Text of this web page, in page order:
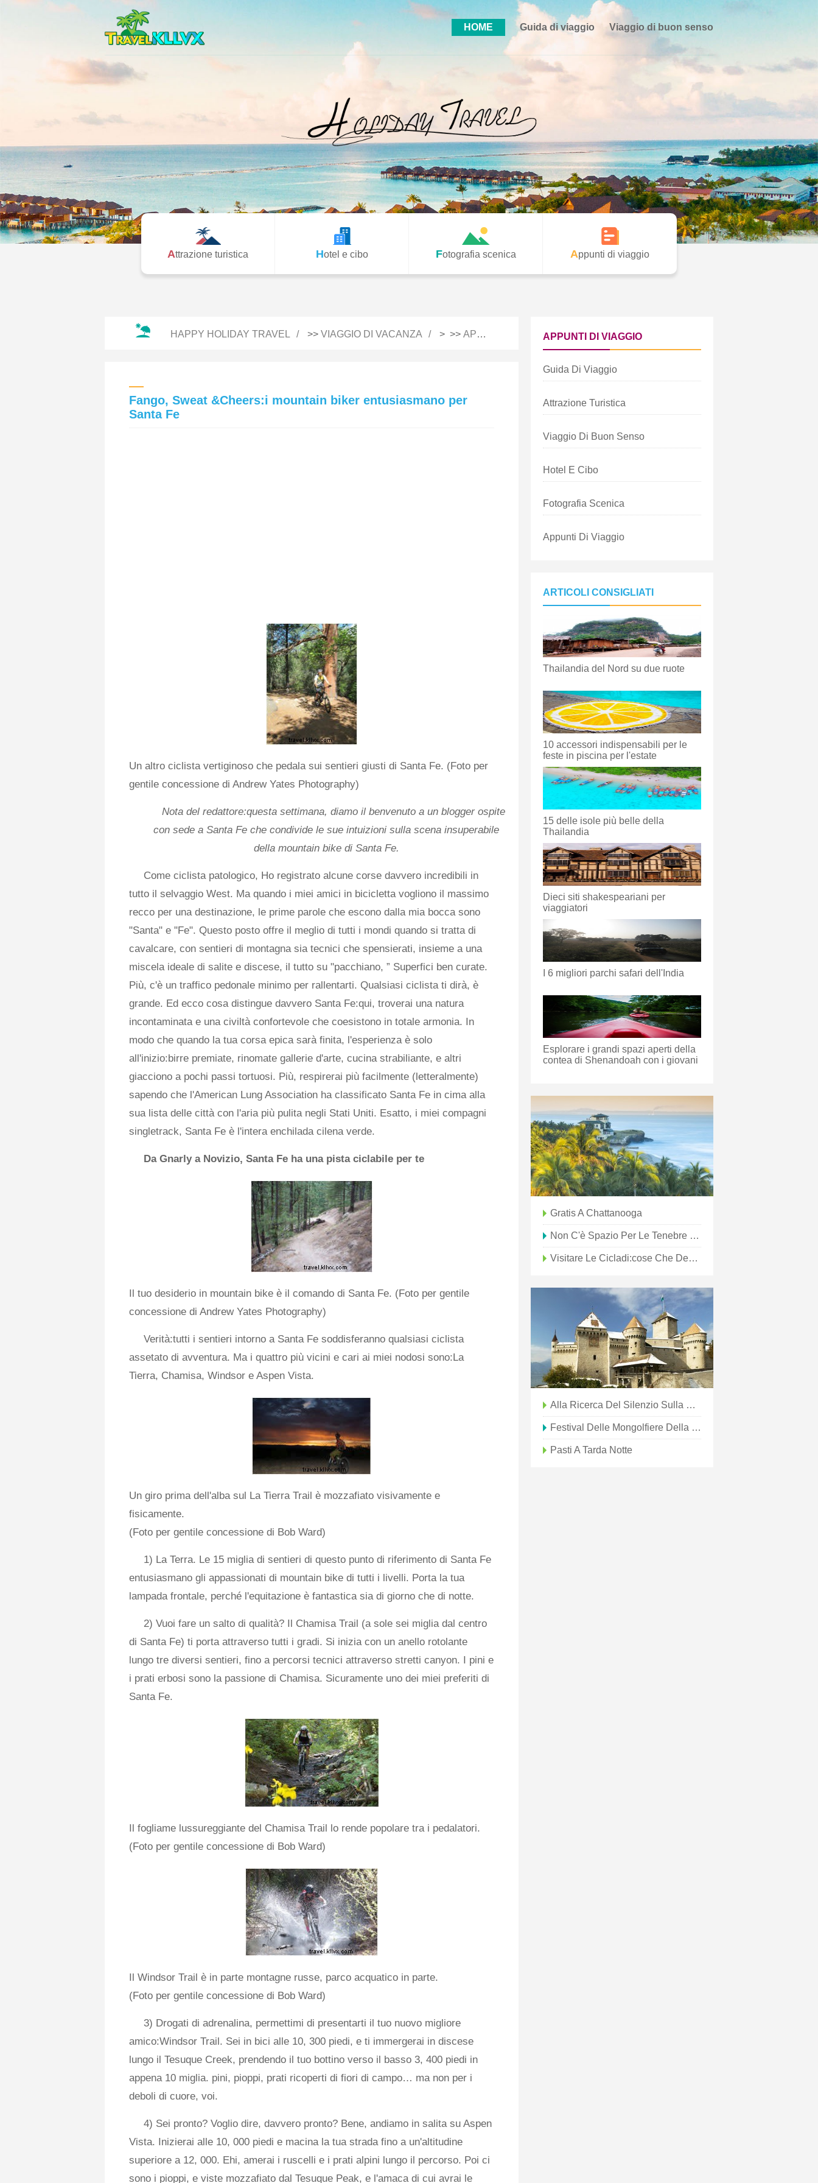
HOME Guida di viaggio Viaggio di buon senso
Attrazione turistica Hotel e cibo Fotografia scenica Appunti di viaggio
HAPPY HOLIDAY TRAVEL >> VIAGGIO DI VACANZA > >> APPUNTI DI VIAGGIO
Fango, Sweat &Cheers:i mountain biker entusiasmano per
Santa Fe
Un altro ciclista vertiginoso che pedala sui sentieri giusti di Santa Fe. (Foto per
gentile concessione di Andrew Yates Photography)
Nota del redattore:questa settimana, diamo il benvenuto a un blogger ospite
con sede a Santa Fe che condivide le sue intuizioni sulla scena insuperabile
della mountain bike di Santa Fe.
Come ciclista patologico, Ho registrato alcune corse davvero incredibili in
tutto il selvaggio West. Ma quando i miei amici in bicicletta vogliono il massimo
recco per una destinazione, le prime parole che escono dalla mia bocca sono
"Santa" e "Fe". Questo posto offre il meglio di tutti i mondi quando si tratta di
cavalcare, con sentieri di montagna sia tecnici che spensierati, insieme a una
miscela ideale di salite e discese, il tutto su "pacchiano, ” Superfici ben curate.
Più, c'è un traffico pedonale minimo per rallentarti. Qualsiasi ciclista ti dirà, è
grande. Ed ecco cosa distingue davvero Santa Fe:qui, troverai una natura
incontaminata e una civiltà confortevole che coesistono in totale armonia. In
modo che quando la tua corsa epica sarà finita, l'esperienza è solo
all'inizio:birre premiate, rinomate gallerie d'arte, cucina strabiliante, e altri
giacciono a pochi passi tortuosi. Più, respirerai più facilmente (letteralmente)
sapendo che l'American Lung Association ha classificato Santa Fe in cima alla
sua lista delle città con l'aria più pulita negli Stati Uniti. Esatto, i miei compagni
singletrack, Santa Fe è l'intera enchilada cilena verde.
Da Gnarly a Novizio, Santa Fe ha una pista ciclabile per te
Il tuo desiderio in mountain bike è il comando di Santa Fe. (Foto per gentile
concessione di Andrew Yates Photography)
Verità:tutti i sentieri intorno a Santa Fe soddisferanno qualsiasi ciclista
assetato di avventura. Ma i quattro più vicini e cari ai miei nodosi sono:La
Tierra, Chamisa, Windsor e Aspen Vista.
Un giro prima dell'alba sul La Tierra Trail è mozzafiato visivamente e
fisicamente.
(Foto per gentile concessione di Bob Ward)
1) La Terra. Le 15 miglia di sentieri di questo punto di riferimento di Santa Fe
entusiasmano gli appassionati di mountain bike di tutti i livelli. Porta la tua
lampada frontale, perché l'equitazione è fantastica sia di giorno che di notte.
2) Vuoi fare un salto di qualità? Il Chamisa Trail (a sole sei miglia dal centro
di Santa Fe) ti porta attraverso tutti i gradi. Si inizia con un anello rotolante
lungo tre diversi sentieri, fino a percorsi tecnici attraverso stretti canyon. I pini e
i prati erbosi sono la passione di Chamisa. Sicuramente uno dei miei preferiti di
Santa Fe.
Il fogliame lussureggiante del Chamisa Trail lo rende popolare tra i pedalatori.
(Foto per gentile concessione di Bob Ward)
Il Windsor Trail è in parte montagne russe, parco acquatico in parte.
(Foto per gentile concessione di Bob Ward)
3) Drogati di adrenalina, permettimi di presentarti il ​​tuo nuovo migliore
amico:Windsor Trail. Sei in bici alle 10, 300 piedi, e ti immergerai in discese
lungo il Tesuque Creek, prendendo il tuo bottino verso il basso 3, 400 piedi in
appena 10 miglia. pini, pioppi, prati ricoperti di fiori di campo… ma non per i
deboli di cuore, voi.
4) Sei pronto? Voglio dire, davvero pronto? Bene, andiamo in salita su Aspen
Vista. Inizierai alle 10, 000 piedi e macina la tua strada fino a un'altitudine
superiore a 12, 000. Ehi, amerai i ruscelli e i prati alpini lungo il percorso. Poi ci
sono i pioppi, e viste mozzafiato dal Tesuque Peak, e l'amaca di cui avrai le
APPUNTI DI VIAGGIO
Guida Di Viaggio
Attrazione Turistica
Viaggio Di Buon Senso
Hotel E Cibo
Fotografia Scenica
Appunti Di Viaggio
ARTICOLI CONSIGLIATI
Thailandia del Nord su due ruote
10 accessori indispensabili per le
feste in piscina per l'estate
15 delle isole più belle della
Thailandia
Dieci siti shakespeariani per
viaggiatori
I 6 migliori parchi safari dell'India
Esplorare i grandi spazi aperti della
contea di Shenandoah con i giovani
Gratis A Chattanooga
Non C'è Spazio Per Le Tenebre Questo Settembre
Visitare Le Cicladi:cose Che Devi Sapere
Alla Ricerca Del Silenzio Sulla Selvaggia Costa Occidentale Del Marocco A Oualidia
Festival Delle Mongolfiere Della Città Della Cattedrale 2018
Pasti A Tarda Notte